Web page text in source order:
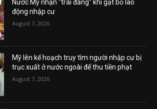
Nước Mỹ nhận “trái đắng” khi gạt bỏ lao
động nhập cư
August 7, 2026
Mỹ lên kế hoạch truy tìm người nhập cư bị
trục xuất ở nước ngoài để thu tiền phạt
August 7, 2026